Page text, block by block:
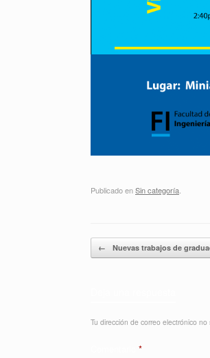
Publicado enSin categoría
Navegador de artículos
← Nuevas trabajos de
Tu dirección de correo electrónico no
*